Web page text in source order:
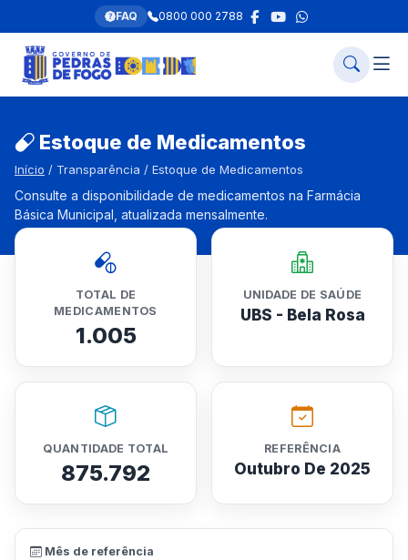
FAQ 0800 000 2788
Estoque de Medicamentos
Início / Transparência / Estoque de Medicamentos
Consulte a disponibilidade de medicamentos na Farmácia
Básica Municipal, atualizada mensalmente.
TOTAL DE
MEDICAMENTOS
1.005
UNIDADE DE SAÚDE
UBS - Bela Rosa
QUANTIDADE TOTAL
875.792
REFERÊNCIA
Outubro De 2025
Mês de referência